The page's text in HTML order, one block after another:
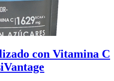
con Vitamina C